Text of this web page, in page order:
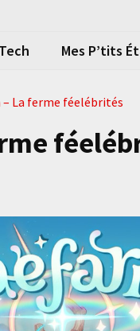
Mes P’tits
– La ferme féelébrités